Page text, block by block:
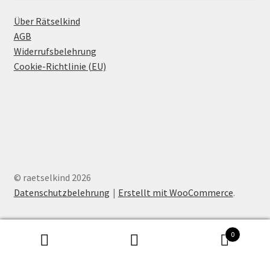
Über Rätselkind
AGB
Widerrufsbelehrung
Cookie-Richtlinie (EU)
© raetselkind 2026
Datenschutzbelehrung
Erstellt mit WooCommerce.
0